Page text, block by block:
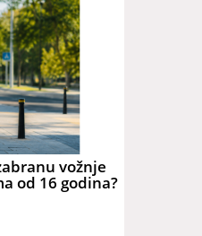
vožnje
od 16 godina?